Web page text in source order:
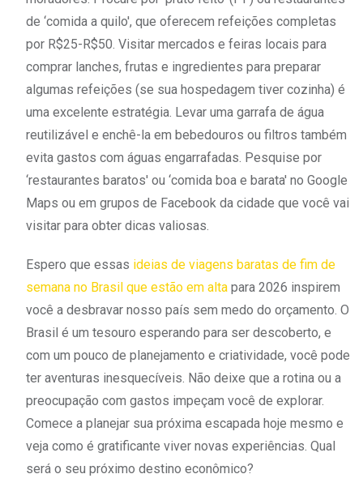
de ‘comida a quilo', que oferecem refeições completas
por R$25-R$50. Visitar mercados e feiras locais para
comprar lanches, frutas e ingredientes para preparar
algumas refeições (se sua hospedagem tiver cozinha) é
uma excelente estratégia. Levar uma garrafa de água
reutilizável e enchê-la em bebedouros ou filtros também
evita gastos com águas engarrafadas. Pesquise por
‘restaurantes baratos' ou ‘comida boa e barata' no Google
Maps ou em grupos de Facebook da cidade que você vai
visitar para obter dicas valiosas.
Espero que essas ideias de viagens baratas de fim de
semana no Brasil que estão em alta para 2026 inspirem
você a desbravar nosso país sem medo do orçamento. O
Brasil é um tesouro esperando para ser descoberto, e
com um pouco de planejamento e criatividade, você pode
ter aventuras inesquecíveis. Não deixe que a rotina ou a
preocupação com gastos impeçam você de explorar.
Comece a planejar sua próxima escapada hoje mesmo e
veja como é gratificante viver novas experiências. Qual
será o seu próximo destino econômico?